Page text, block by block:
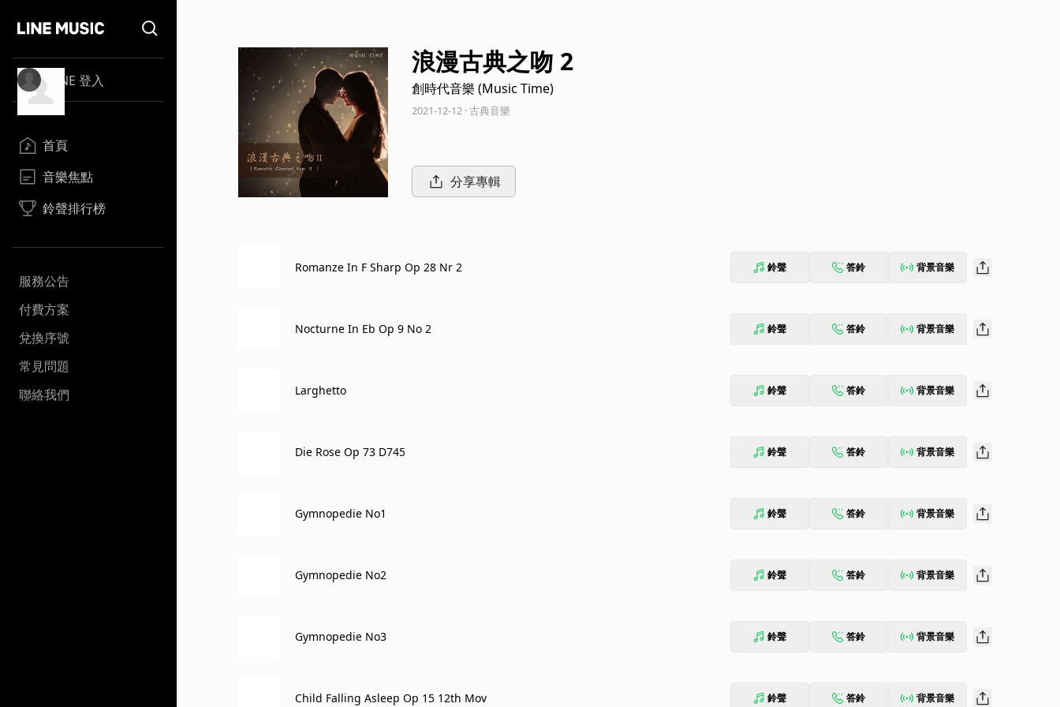
LINE 登入
首頁
音樂焦點
鈴聲排行榜
服務公告
付費方案
兌換序號
常見問題
聯絡我們
浪漫古典之吻 2
創時代音樂 (Music Time)
2021-12-12 · 古典音樂
分享專輯
Romanze In F Sharp Op 28 Nr 2 鈴聲 答鈴 背景音樂
Nocturne In Eb Op 9 No 2 鈴聲 答鈴 背景音樂
Larghetto 鈴聲 答鈴 背景音樂
Die Rose Op 73 D745 鈴聲 答鈴 背景音樂
Gymnopedie No1 鈴聲 答鈴 背景音樂
Gymnopedie No2 鈴聲 答鈴 背景音樂
Gymnopedie No3 鈴聲 答鈴 背景音樂
Child Falling Asleep Op 15 12th Mov 鈴聲 答鈴 背景音樂